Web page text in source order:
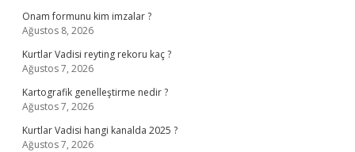
Onam formunu kim imzalar ?
Ağustos 8, 2026
Kurtlar Vadisi reyting rekoru kaç ?
Ağustos 7, 2026
Kartografik genelleştirme nedir ?
Ağustos 7, 2026
Kurtlar Vadisi hangi kanalda 2025 ?
Ağustos 7, 2026